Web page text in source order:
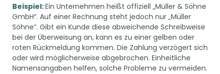
Beispiel:Ein Unternehmen heißt offiziell „Müller & Söhne
GmbH“. Auf einer Rechnung steht jedoch nur „Müller
Söhne“. Gibt ein Kunde diese abweichende Schreibweise
bei der Überweisung an, kann es zu einer gelben oder
roten Rückmeldung kommen. Die Zahlung verzögert sich
oder wird möglicherweise abgebrochen. Einheitliche
Namensangaben helfen, solche Probleme zu vermeiden.